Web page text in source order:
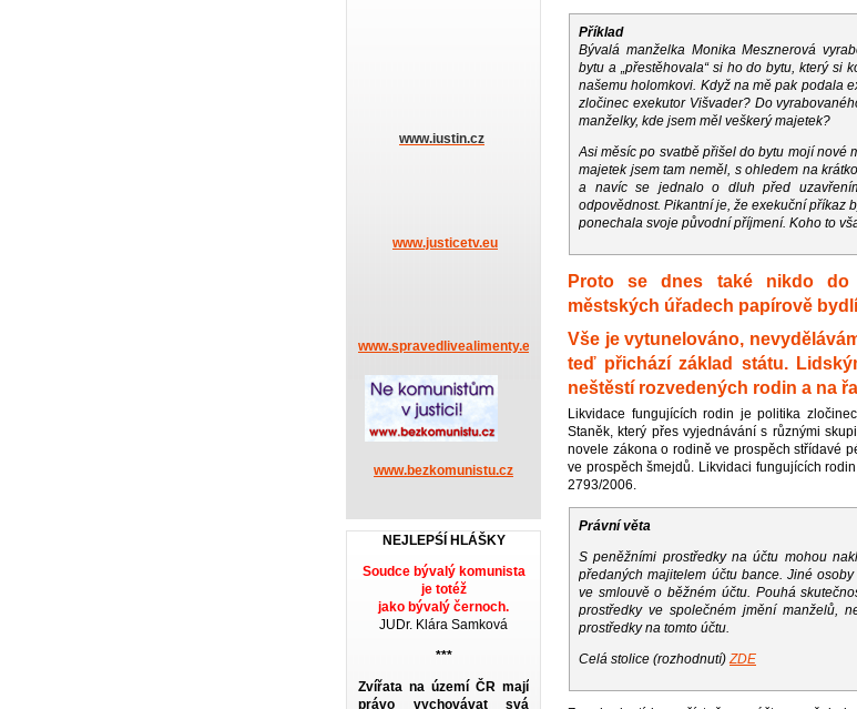
Příklad
Bývalá manželka Monika Mesznerová
bytu a „přestěhovala“ si ho do bytu, který si
našemu holomkovi. Když na mě pak podala
zločinec exekutor Višvader? Do
manželky, kde jsem měl veškerý majetek?
Asi měsíc po svatbě přišel do bytu mojí nové
majetek jsem tam neměl, s ohledem na
a navíc se jednalo o dluh před
odpovědnost. Pikantní je, že exekuční příkaz
ponechala svoje původní příjmení. Koho to
Proto se dnes také nikdo do
městských úřadech papírově
Vše je vytunelováno,
teď přichází základ státu.
neštěstí rozvedených rodin a na
Likvidace fungujících rodin je politika
Staněk, který přes vyjednávání s různými
novele zákona o rodině ve prospěch střídavé
ve prospěch šmejdů. Likvidaci fungujících
2793/2006.
Právní věta
S peněžními prostředky na účtu mohou
předaných majitelem účtu bance. Jiné
ve smlouvě o běžném účtu. Pouhá
prostředky ve společném jmění manželů,
prostředky na tomto účtu.
Celá stolice (rozhodnutí) ZDE
www.iustin.cz
www.justicetv.eu
www.spravedlivealimenty.eu
www.bezkomunistu.cz
NEJLEPŚÍ HLÁŠKY
Soudce bývalý komunista
je totéž
jako bývalý černoch.
JUDr. Klára Samková
***
Zvířata na území ČR mají
právo vychovávat svá